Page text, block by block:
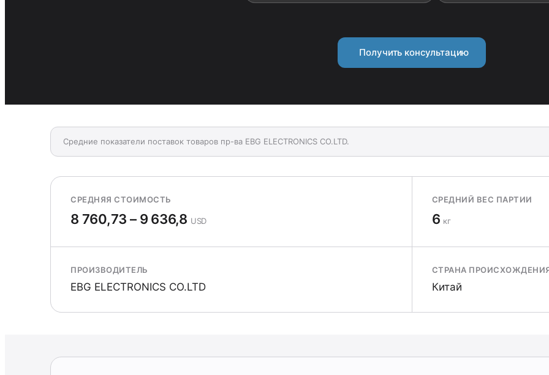
Получить консультацию
Средние показатели поставок товаров пр-ва EBG ELECTRONICS CO.LTD.
СРЕДНЯЯ СТОИМОСТЬ
8 760,73 – 9 636,8 USD
СРЕДНИЙ ВЕС ПАРТИИ
6 кг
ПРОИЗВОДИТЕЛЬ
EBG ELECTRONICS CO.LTD
СТРАНА
Китай